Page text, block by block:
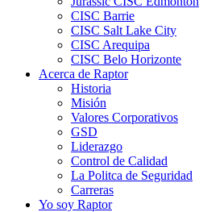
CISC Barrie
CISC Salt Lake City
CISC Arequipa
CISC Belo Horizonte
Acerca de Raptor
Historia
Misión
Valores Corporativos
GSD
Liderazgo
Control de Calidad
La Politca de Seguridad
Carreras
Yo soy Raptor